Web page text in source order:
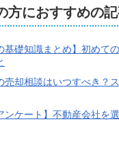
方におすすめの
基礎知識まとめ】初めて
売却相談はいつすべき？
ンケート】不動産会社を